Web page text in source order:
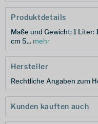
Produktdetails
Maße und Gewicht: 1 Liter:
cm 5... mehr
Hersteller
Rechtliche Angaben zum
Kunden kauften auch